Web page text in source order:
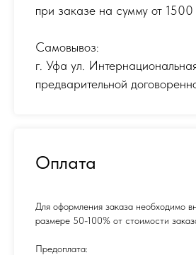
при заказе на сумму от 1500
Самовывоз:
г. Уфа ул.
предварительной
Оплата
Для оформления заказа необходимо
размере 50-100% от стоимости
Предоплата: